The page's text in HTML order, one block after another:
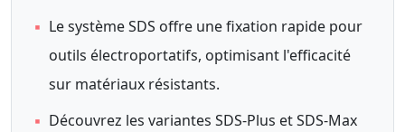
▪ Le système SDS offre une fixation rapide pour
outils électroportatifs, optimisant l'efficacité
sur matériaux résistants.
▪ Découvrez les variantes SDS-Plus et SDS-Max